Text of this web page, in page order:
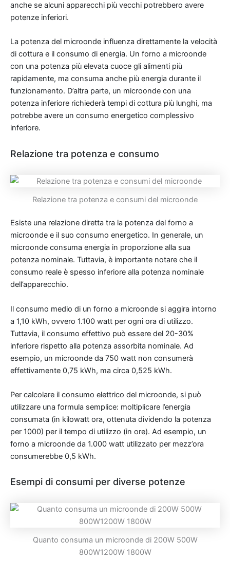
anche se alcuni apparecchi più vecchi potrebbero avere
potenze inferiori.
La potenza del microonde influenza direttamente la velocità
di cottura e il consumo di energia. Un forno a microonde
con una potenza più elevata cuoce gli alimenti più
rapidamente, ma consuma anche più energia durante il
funzionamento. D’altra parte, un microonde con una
potenza inferiore richiederà tempi di cottura più lunghi, ma
potrebbe avere un consumo energetico complessivo
inferiore.
Relazione tra potenza e consumo
Relazione tra potenza e consumi del microonde
Esiste una relazione diretta tra la potenza del forno a
microonde e il suo consumo energetico. In generale, un
microonde consuma energia in proporzione alla sua
potenza nominale. Tuttavia, è importante notare che il
consumo reale è spesso inferiore alla potenza nominale
dell’apparecchio.
Il consumo medio di un forno a microonde si aggira intorno
a 1,10 kWh, ovvero 1.100 watt per ogni ora di utilizzo.
Tuttavia, il consumo effettivo può essere del 20-30%
inferiore rispetto alla potenza assorbita nominale. Ad
esempio, un microonde da 750 watt non consumerà
effettivamente 0,75 kWh, ma circa 0,525 kWh.
Per calcolare il consumo elettrico del microonde, si può
utilizzare una formula semplice: moltiplicare l’energia
consumata (in kilowatt ora, ottenuta dividendo la potenza
per 1000) per il tempo di utilizzo (in ore). Ad esempio, un
forno a microonde da 1.000 watt utilizzato per mezz’ora
consumerebbe 0,5 kWh.
Esempi di consumi per diverse potenze
Quanto consuma un microonde di 200W 500W
800W1200W 1800W